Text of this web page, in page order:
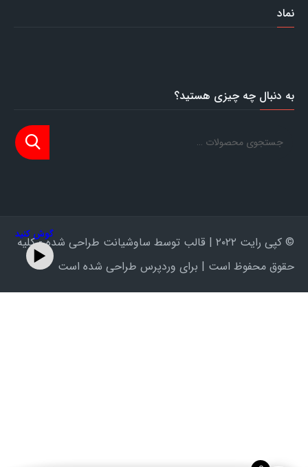
گوش کنید
نماد
به دنبال چه چیزی هستید؟
© کپی رایت ۲۰۲۲ | قالب توسط ساوشیانت طراحی شده - کلیه
حقوق محفوظ است | برای وردپرس طراحی شده است